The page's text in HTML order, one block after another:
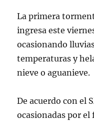
La primera
ingresa este
ocasionando
temperaturas y
nieve o aguanieve.
De acuerdo con el
ocasionadas por